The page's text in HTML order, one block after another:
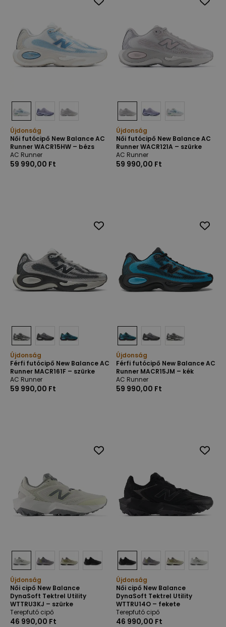
Újdonság
Női futócipő New Balance AC
Runner WACR15HW – bézs
AC Runner
59 990,00 Ft
Újdonság
Női futócipő New Balance AC
Runner WACR121A – szürke
AC Runner
59 990,00 Ft
Újdonság
Férfi futócipő New Balance AC
Runner MACR161F – szürke
AC Runner
59 990,00 Ft
Újdonság
Férfi futócipő New Balance AC
Runner MACR15JM – kék
AC Runner
59 990,00 Ft
Újdonság
Női cipő New Balance
DynaSoft Tektrel Utility
WTTRU3KJ – szürke
Terepfutó cipő
46 990,00 Ft
Újdonság
Női cipő New Balance
DynaSoft Tektrel Utility
WTTRU14O – fekete
Terepfutó cipő
46 990,00 Ft